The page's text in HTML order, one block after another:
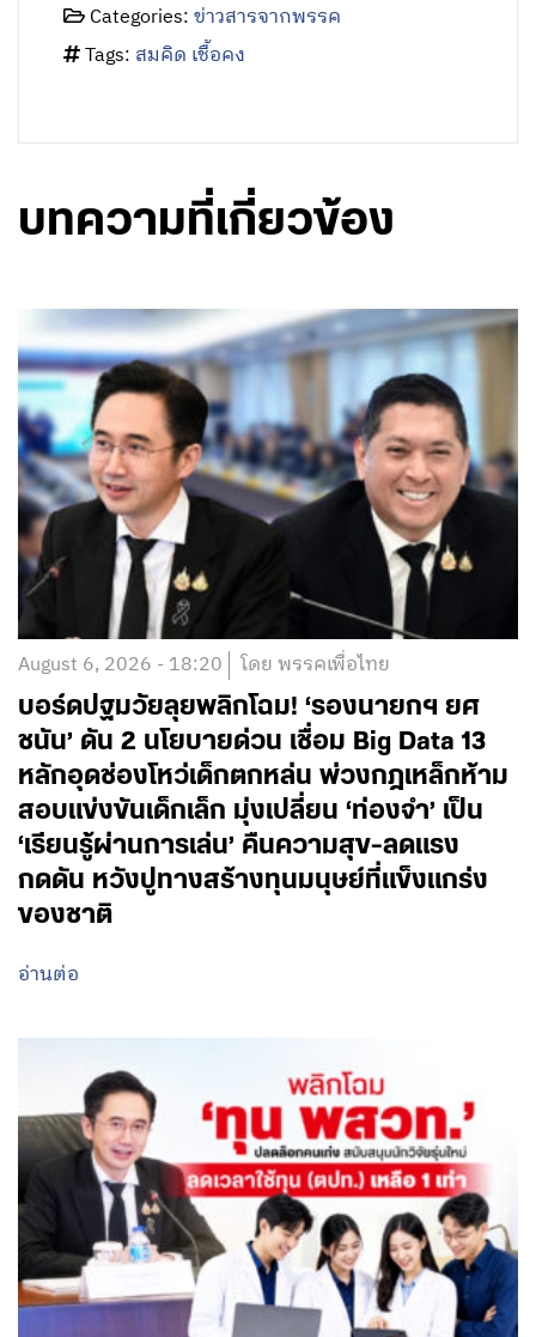
Categories:ข่าวสารจากพรรค
Tags: สมคิด เชื้อคง
บทความที่เกี่ยวข้อง
August 6, 2026 - 18:20 โดย พรรคเพื่อไทย
บอร์ดปฐมวัยลุยพลิกโฉม! ‘รองนายกฯ ยศ
ชนัน’ ดัน 2 นโยบายด่วน เชื่อม Big Data 13
หลักอุดช่องโหว่เด็กตกหล่น พ่วงกฎเหล็กห้าม
สอบแข่งขันเด็กเล็ก มุ่งเปลี่ยน ‘ท่องจำ’ เป็น
‘เรียนรู้ผ่านการเล่น’ คืนความสุข-ลดแรง
กดดัน หวังปูทางสร้างทุนมนุษย์ที่แข็งแกร่ง
ของชาติ
อ่านต่อ